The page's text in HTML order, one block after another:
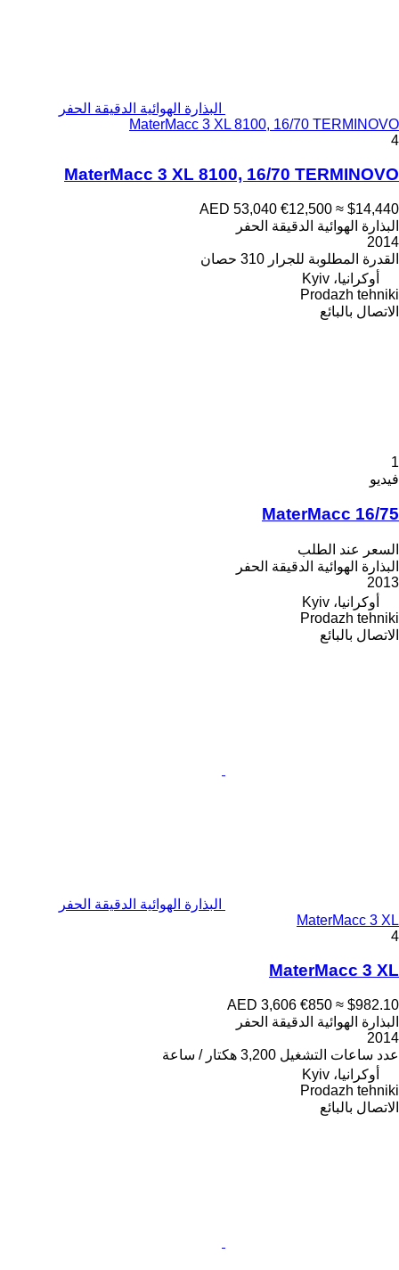
البذارة الهوائية الدقيقة الحفر
MaterMacc 3 XL 8100, 16/70 TERMINOVO
4
MaterMacc 3 XL 8100, 16/70 TERMINOVO
AED 53,040 €12,500 ≈ $14,440
البذارة الهوائية الدقيقة الحفر
2014
القدرة المطلوبة للجرار 310 حصان
أوكرانيا، Kyiv
Prodazh tehniki
الاتصال بالبائع
1
فيديو
MaterMacc 16/75
السعر عند الطلب
البذارة الهوائية الدقيقة الحفر
2013
أوكرانيا، Kyiv
Prodazh tehniki
الاتصال بالبائع
البذارة الهوائية الدقيقة الحفر
MaterMacc 3 XL
4
MaterMacc 3 XL
AED 3,606 €850 ≈ $982.10
البذارة الهوائية الدقيقة الحفر
2014
عدد ساعات التشغيل 3,200 هكتار / ساعة
أوكرانيا، Kyiv
Prodazh tehniki
الاتصال بالبائع